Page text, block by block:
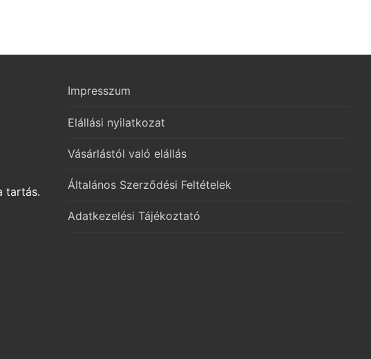
tartás.
Impresszum
Elállási nyilatkozat
Vásárlástól való elállás
Általános Szerződési Feltételek
Adatkezelési Tájékoztató